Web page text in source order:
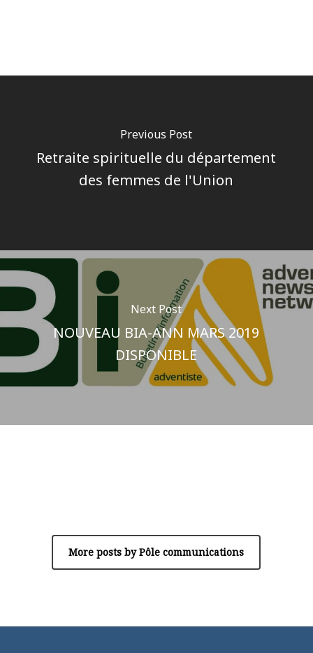
Previous Post
Retraite spirituelle du département
des femmes de l'Union
Next Post
NOUVEAU BIA-ANN MARS 2019
DISPONIBLE
More posts by Pôle communications